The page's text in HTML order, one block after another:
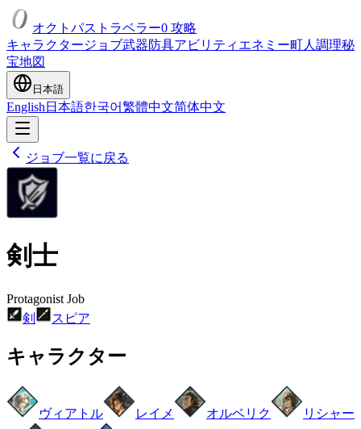
オクトパストラベラー0 攻略
キャラクタージョブ武器防具アビリティ エネミー町人 調理秘
宝地図
日本語
English 日本語한국어繁體中文简体中文
ジョブ一覧に戻る
剣士
Protagonist Job
剣
スピア
キャラクター
ヴィアトル レイメ オルベリク リシャー